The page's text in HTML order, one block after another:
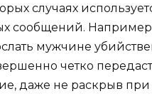
случаях
сообщений.
мужчине
четко
даже не раскрыв при